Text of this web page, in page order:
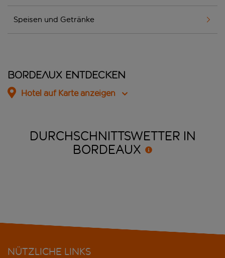
Speisen und Getränke
Bordeaux entdecken
Hotel auf Karte anzeigen
DURCHSCHNITTSWETTER IN
BORDEAUX
NÜTZLICHE LINKS